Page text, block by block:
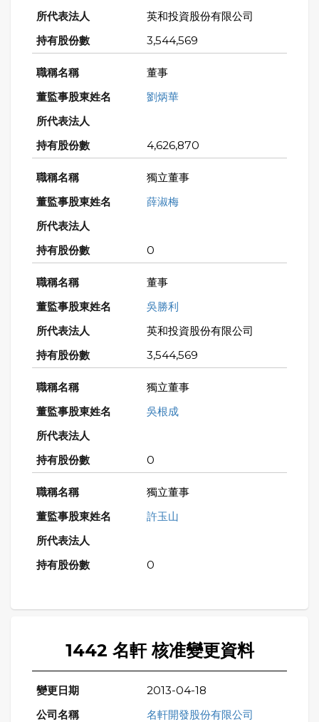
英和投資股份有限公司
3,544,569
董事
劉炳華
4,626,870
獨立董事
薛淑梅
0
董事
吳勝利
英和投資股份有限公司
3,544,569
獨立董事
吳根成
0
獨立董事
許玉山
0
1442 名軒 核准變更資料
2013-04-18
名軒開發股份有限公司